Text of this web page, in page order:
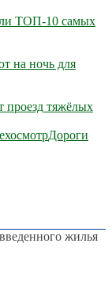
ТОП-10 самых
на ночь для
проезд тяжёлых
Дороги
жилья